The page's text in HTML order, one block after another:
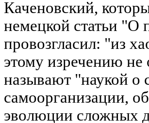
Каченовский,
немецкой статьи "О
провозгласил: "из
этому изречению не
называют "наукой
самоорганизации,
эволюции сложных